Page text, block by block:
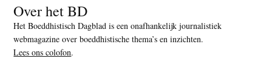
Over het BD
Het Boeddhistisch Dagblad is een onafhankelijk journalistiek
webmagazine over boeddhistische thema’s en inzichten.
Lees ons colofon.